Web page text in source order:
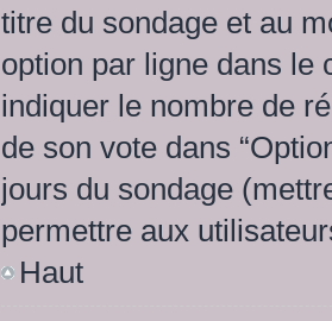
titre du sondage et au
option par ligne dans le
indiquer le nombre de
de son vote dans
jours du sondage
permettre aux
Haut